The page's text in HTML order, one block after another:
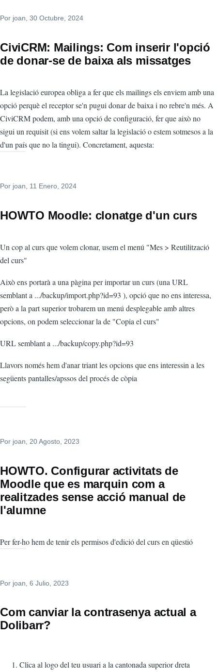
Por joan , 30 Octubre, 2024
CiviCRM: Mailings: Com inserir l'opció
de donar-se de baixa als missatges
La legislació europea obliga a fer que els mailings els enviem amb una
opció perquè el receptor se'n pugui donar de baixa i no rebre'n més. A
CiviCRM podem, amb una opció de configuració, fer que això no
sigui un requisit (si ens volem saltar la legislació o estem sotmesos a la
d'un país que no la tingui). Concretament, aquesta:
Por joan , 11 Enero, 2024
HOWTO Moodle: clonatge d'un curs
Un cop al curs que volem clonar, usem el menú "Mes > Reutilització
del curs"
Això ens portarà a una pàgina per importar un curs (una URL
semblant a .../backup/import.php?id=93 ), opció que no ens interessa,
però a la part superior trobarem un menú desplegable amb altres
opcions, on podem seleccionar la de "Copia el curs"
URL semblant a .../backup/copy.php?id=93
Llavors només hem d'anar triant les opcions que ens interessin a les
següents pantalles/apssos del procés de còpia
Por joan , 20 Agosto, 2023
HOWTO. Configurar activitats de
Moodle que es marquin com a
realitzades sense acció manual de
l'alumne
Per fer-ho hem de tenir els permisos d'edició del curs en qüestió
Por joan , 6 Julio, 2023
Com canviar la contrasenya actual a
Dolibarr?
Clica al logo del teu usuari a la cantonada superior dreta